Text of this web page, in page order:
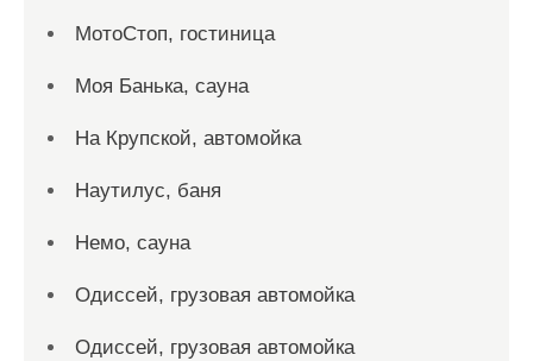
МотоСтоп, гостиница
Моя Банька, сауна
На Крупской, автомойка
Наутилус, баня
Немо, сауна
Одиссей, грузовая автомойка
Одиссей, грузовая автомойка